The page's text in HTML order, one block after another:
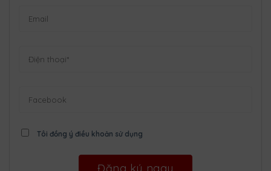
Tôi đồng ý điều khoản sử dụng